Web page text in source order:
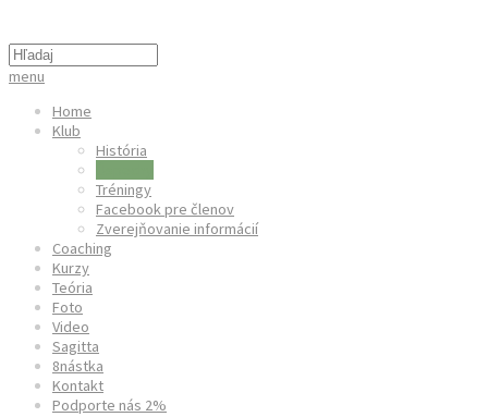
menu
Home
Klub
História
Tréningy
Facebook pre členov
Zverejňovanie informácií
Coaching
Kurzy
Teória
Foto
Video
Sagitta
8nástka
Kontakt
Podporte nás 2%